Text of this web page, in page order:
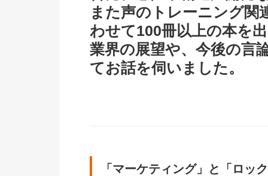
また声のトレーニング関
わせて100冊以上の本を
業界の展望や、今後の言
てお話を伺いました。
「マーケティング」と「ロッ